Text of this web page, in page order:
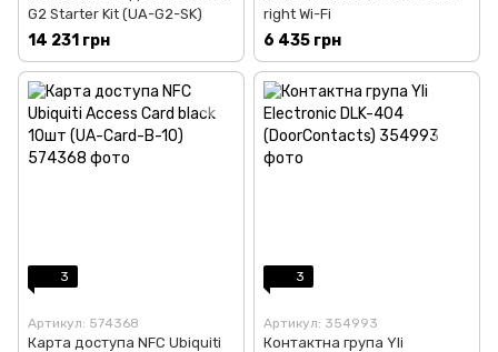
G2 Starter Kit (UA-G2-SK)
14 231 грн
right Wi-Fi
6 435 грн
3
Артикул: 574368
Карта доступа NFC Ubiquiti
3
Артикул: 354993
Контактна група Yli